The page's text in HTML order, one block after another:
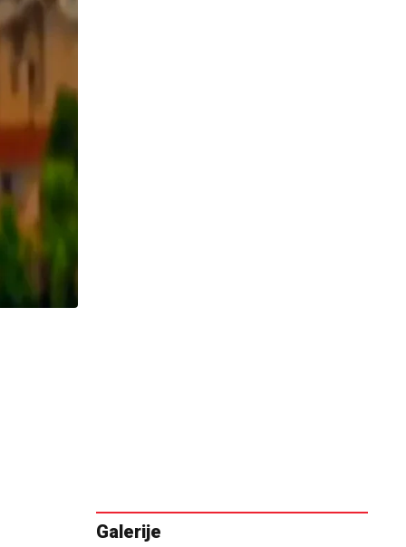
Galerije